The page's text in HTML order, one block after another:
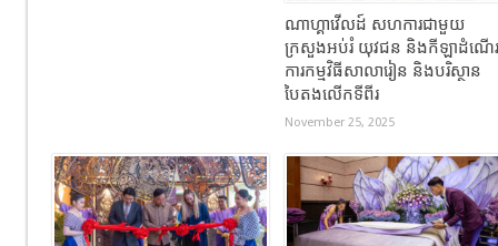
ណាហ្គាវើលដ៍ សហការជាមួយ
ក្រសួងអប់រំ យុវជន និងកីឡាដំណើរ
ការកម្មវិធីសាលារៀន និងបរិស្ថាន
បៃតងលើកទីពីរ
November 25, 2025